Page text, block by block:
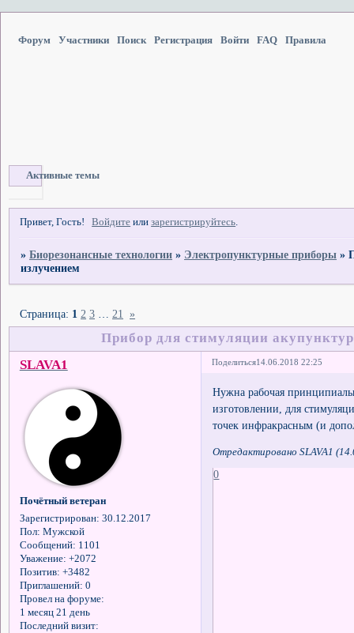
Форум Участники Поиск Регистрация Войти FAQ Правила
Активные темы
Привет, Гость! Войдите илизарегистрируйтесь.
»Биорезонансные технологии » Электропунктурные приборы »
излучением
Прибор для стимуляции
Страница: 1 2 3 … 21 »
Поделиться14.06.2018 22:25
SLAVA1
Почётный ветеран
Зарегистрирован: 30.12.2017
Пол: Мужской
Сообщений: 1101
Уважение: +2072
Позитив: +3482
Приглашений: 0
Провел на форуме:
1 месяц 21 день
Последний визит:
Нужна рабочая
изготовлении, для
точек инфракрасным (и
Отредактировано SLAVA1
0